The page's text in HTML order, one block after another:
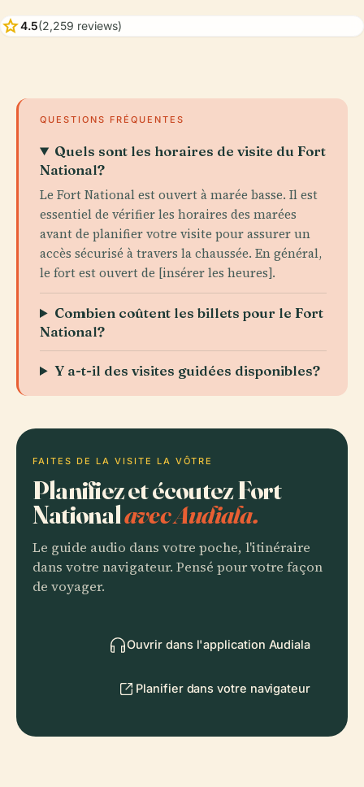
star4.5(2,259 reviews)
QUESTIONS FRÉQUENTES
Quels sont les horaires de visite du Fort
National?
Le Fort National est ouvert à marée basse. Il est
essentiel de vérifier les horaires des marées
avant de planifier votre visite pour assurer un
accès sécurisé à travers la chaussée. En général,
le fort est ouvert de [insérer les heures].
Combien coûtent les billets pour le Fort
National?
Y a-t-il des visites guidées disponibles?
FAITES DE LA VISITE LA VÔTRE
Planifiez et écoutez Fort
Nationalavec Audiala.
Le guide audio dans votre poche, l'itinéraire
dans votre navigateur. Pensé pour votre façon
de voyager.
Ouvrir dans l'application Audiala
Planifier dans votre navigateur